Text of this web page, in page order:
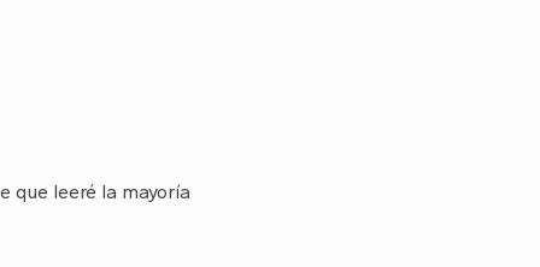
que leeré la mayoría